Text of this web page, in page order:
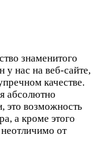
знаменитого
у нас на веб-сайте,
качестве.
абсолютно
это возможность
а кроме этого
от